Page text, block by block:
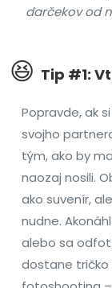
darčekov od
😆 Tip #1:
Popravde, ak
svojho
tým, ako by
naozaj nosili.
ako suvenír,
nudne.
alebo sa
dostane tričko